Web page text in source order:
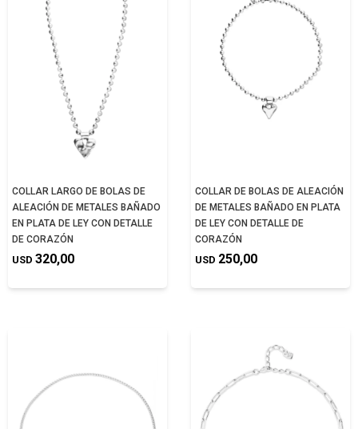
COLLAR LARGO DE BOLAS DE
ALEACIÓN DE METALES BAÑADO
EN PLATA DE LEY CON DETALLE
DE CORAZÓN
USD 320,00
COLLAR DE BOLAS DE ALEACIÓN
DE METALES BAÑADO EN PLATA
DE LEY CON DETALLE DE
CORAZÓN
USD 250,00